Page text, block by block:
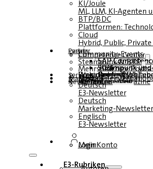
KI/Joule
ML, LLM, KI-Agenten
BTP/BDC
Plattformen:
Cloud
Hybrid, Public,
Partner
EventsCommunity-Events
Competence Center
SAP
SAP
SAP
SAP
Steampunk & BTP
Steampunk und BTP Summit 2026
Steampunk und BTP Summit 2025
Steampunk und BTP Summit 2024
Mehrsprachige
Deutsch
Englisch
Spanisch
Französisch
Roundtables
Webinare und
Service
Formulare
Kontakt
Mediadaten DACH
Media Kit
Magazin
hier abonnieren
für Abonnenten
kostenfreie Magazine
Newsletter
Deutsch
E3-Newsletter
Deutsch
Marketing-Newsletter
Englisch
E3-Newsletter
Login
Mein Konto
E3-Rubriken